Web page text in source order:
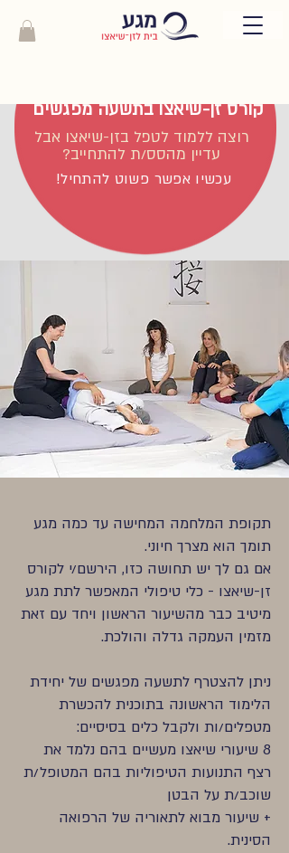
קורס זן-שיאצו בתשעה מפגשים
עכשיו אפשר פשוט להתחיל!
רוצה ללמוד לטפל בזן-שיאצו אבל
עדיין מהסס/ת להתחייב?
תקופת המלחמה המחישה עד כמה מגע
תומך הוא מצרך חיוני.
אם גם לך יש תחושה כזו, הירשם/י לקורס
זן-שיאצו - כלי טיפולי המאפשר לתת מגע
מיטיב כבר מהשיעור הראשון ויחד עם זאת
מזמין העמקה גדלה והולכת.
ניתן להצטרף לתשעה מפגשים של יחידת
הלימוד הראשונה בתוכנית להכשרת
מטפלים/ות ולקבל כלים בסיסיים:
8 שיעורי שיאצו מעשיים בהם נלמד את
רצף התנועות הטיפוליות בהם המטופל/ת
שוכב/ת על הבטן
+ שיעור מבוא לתאוריה של הרפואה
הסינית.